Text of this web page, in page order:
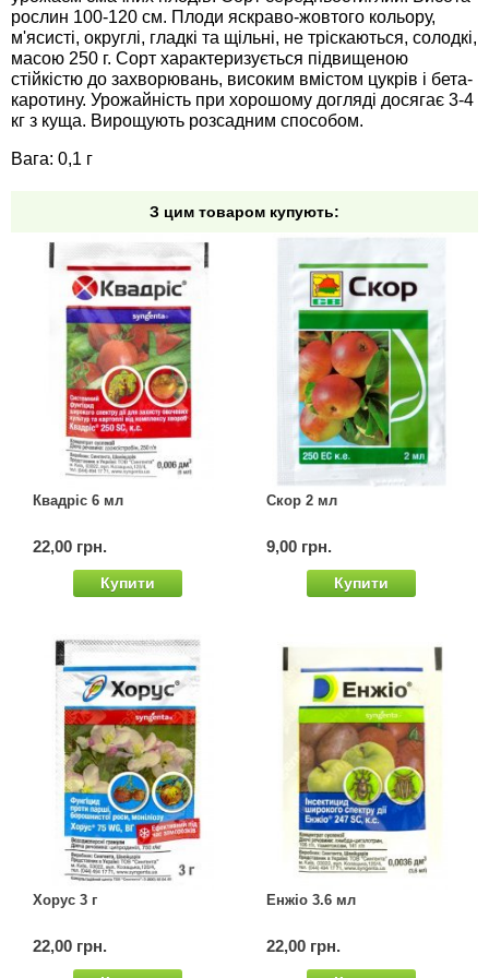
рослин 100-120 см. Плоди яскраво-жовтого кольору,
м'ясисті, округлі, гладкі та щільні, не тріскаються, солодкі,
масою 250 г. Сорт характеризується підвищеною
стійкістю до захворювань, високим вмістом цукрів і бета-
каротину. Урожайність при хорошому догляді досягає 3-4
кг з куща. Вирощують розсадним способом.
Вага: 0,1 г
З цим товаром купують:
Квадріс 6 мл
22,00 грн.
Купити
Скор 2 мл
9,00 грн.
Купити
Хорус 3 г
22,00 грн.
Енжіо 3.6 мл
22,00 грн.
Семена сидератов
Семена табака
Семена томатов
Семена укропа
Семена фасоли
Семена цветов
Семена шпината
Семена щавеля
Элитные семена в банках
Средства защиты от мух
Средства защиты от моли
Средства защиты от капустницы
Препараты для септиков, выгребных ям и
дачных туалетов, биодеструкторы
Хозяйственные товары
Средства защиты растений
Лидеры продаж
Купить семена - хиты продаж